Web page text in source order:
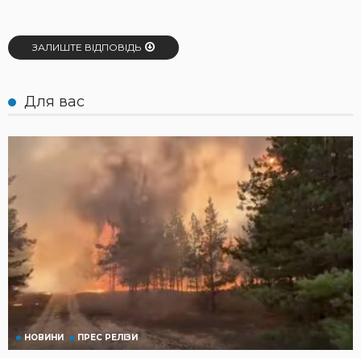
ЗАЛИШТЕ ВІДПОВІДЬ
Для вас
НОВИНИ ПРЕС РЕЛІЗИ